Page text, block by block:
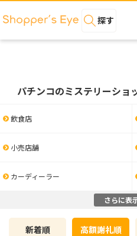
探す
パチンコのミステリーショ
飲食店
小売店舗
カーディーラー
さらに表
新着順 高額謝礼順